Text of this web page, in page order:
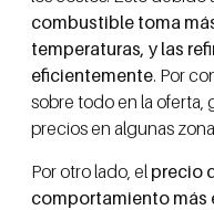
combustible toma
temperaturas, y las
eficientemente. Por
sobre todo en la
precios en algunas
Por otro lado, el precio
comportamiento más